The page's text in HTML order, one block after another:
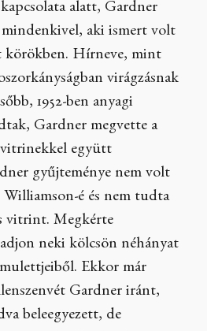
alatt, Gardner
aki ismert volt
körökben. Hírneve, mint
virágzásnak
1952-ben anyagi
Gardner megvette a
együtt
gyűjteménye nem volt
é és nem tudta
vitrint. Megkérte
neki kölcsön néhányat
Ekkor már
Gardner iránt,
beleegyezett, de